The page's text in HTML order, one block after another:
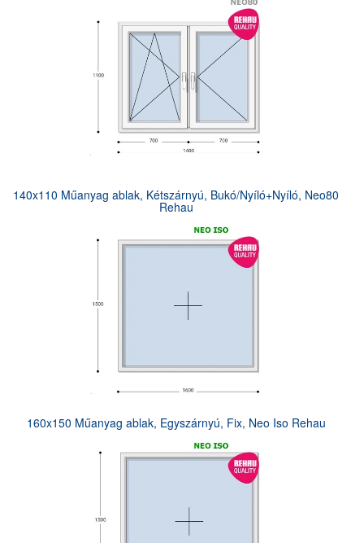
140x110 Műanyag ablak, Kétszárnyú, Bukó/Nyíló+Nyíló, Neo80
Rehau
160x150 Műanyag ablak, Egyszárnyú, Fix, Neo Iso Rehau